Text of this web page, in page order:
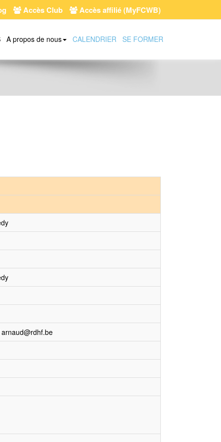
Accès Club Accès affilié (MyFCWB)
A propos de nous CALENDRIER SE FORMER